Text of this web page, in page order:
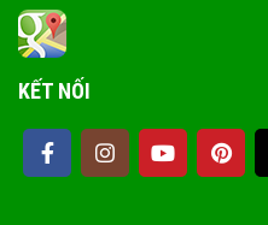
KẾT NỐI